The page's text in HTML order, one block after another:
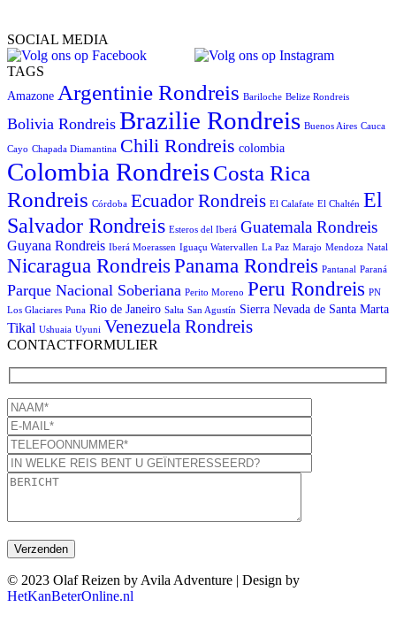
SOCIAL MEDIA
TAGS
Amazone Argentinie Rondreis Bariloche Belize Rondreis
Bolivia Rondreis Brazilie Rondreis Buenos Aires Cauca
Cayo Chapada Diamantina Chili Rondreis colombia
Colombia RondreisCosta Rica
Rondreis Córdoba Ecuador Rondreis El Calafate El Chaltén El
Salvador Rondreis Esteros del Iberá Guatemala Rondreis
Guyana Rondreis Iberá Moerassen Iguaçu Watervallen La Paz Marajo Mendoza Natal
Nicaragua Rondreis Panama Rondreis Pantanal Paraná
Parque Nacional Soberiana Perito Moreno Peru Rondreis PN
Los Glaciares Puna Rio de Janeiro Salta San Agustín Sierra Nevada de Santa Marta
Tikal Ushuaia Uyuni Venezuela Rondreis
CONTACTFORMULIER
© 2023 Olaf Reizen by Avila Adventure | Design by
HetKanBeterOnline.nl